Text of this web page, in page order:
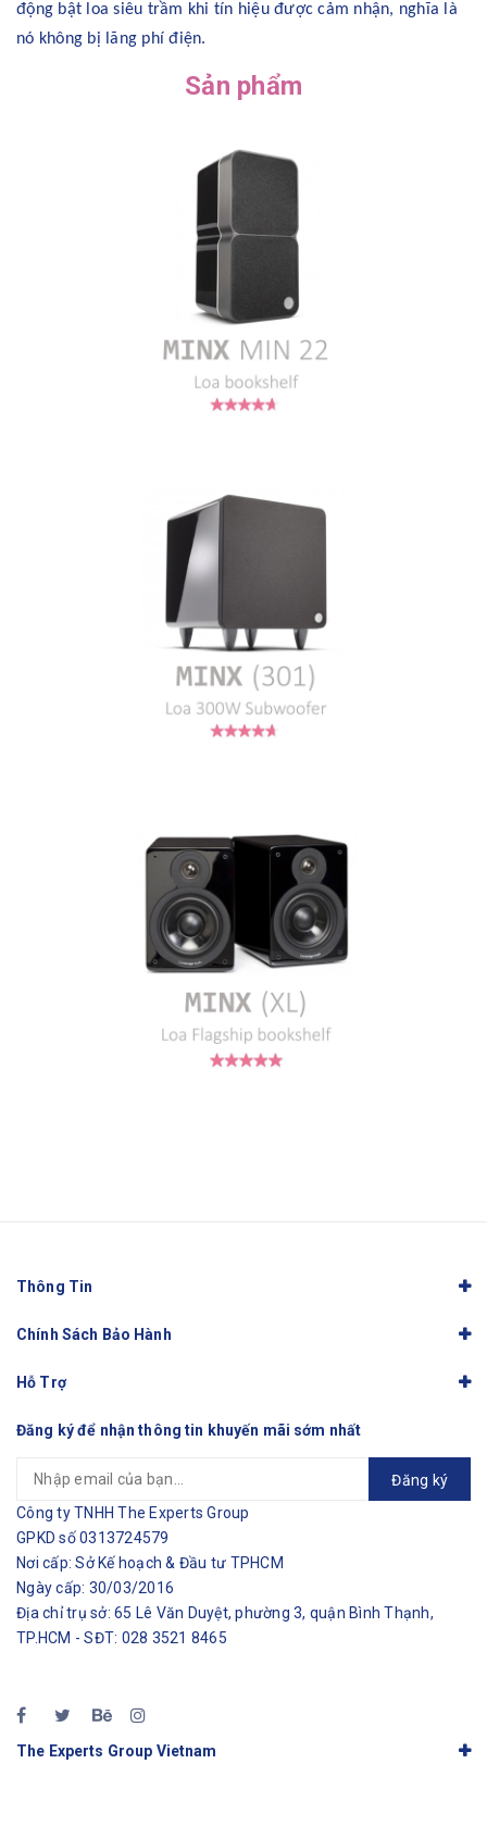
động bật loa siêu trầm khi tín hiệu được cảm nhận, nghĩa là
nó không bị lãng phí điện.
Sản phẩm
Thông Tin
Chính Sách Bảo Hành
Hỗ Trợ
Đăng ký để nhận thông tin khuyến mãi sớm nhất
Đăng ký
Công ty TNHH The Experts Group
GPKD số 0313724579
Nơi cấp: Sở Kế hoạch & Đầu tư TPHCM
Ngày cấp: 30/03/2016
Địa chỉ trụ sở: 65 Lê Văn Duyệt, phường 3, quận Bình Thạnh,
TP.HCM - SĐT: 028 3521 8465
The Experts Group Vietnam